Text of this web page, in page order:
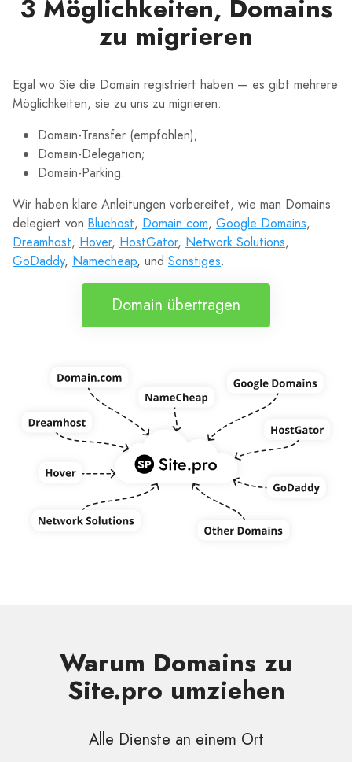
3 Möglichkeiten, Domains
zu migrieren
Egal wo Sie die Domain registriert haben — es gibt mehrere
Möglichkeiten, sie zu uns zu migrieren:
Domain-Transfer (empfohlen);
Domain-Delegation;
Domain-Parking.
Wir haben klare Anleitungen vorbereitet, wie man Domains
delegiert von Bluehost, Domain.com, Google Domains,
Dreamhost, Hover, HostGator, Network Solutions,
GoDaddy, Namecheap, und Sonstiges.
Domain übertragen
Warum Domains zu
Site.pro umziehen
Alle Dienste an einem Ort